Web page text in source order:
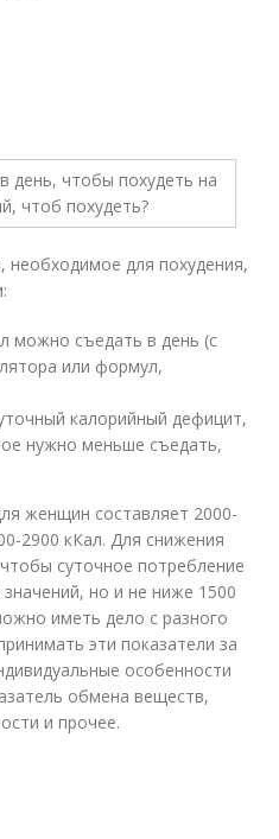
необходимое для похудения,
можно съедать в день (с
или формул,
калорийный дефицит,
нужно меньше съедать,
женщин составляет 2000-
2900 кКал. Для снижения
суточное потребление
но и не ниже 1500
иметь дело с разного
эти показатели за
особенности
обмена веществ,
и прочее.